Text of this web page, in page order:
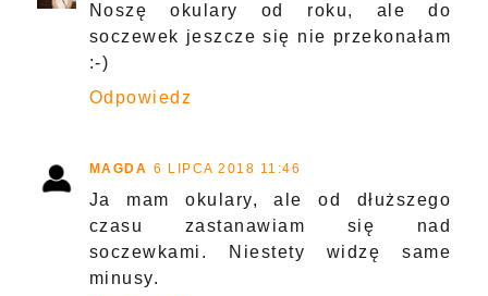
Noszę okulary od roku, ale do
soczewek jeszcze się nie przekonałam
:-)
Odpowiedz
MAGDA 6 LIPCA 2018 11:46
Ja mam okulary, ale od dłuższego
czasu zastanawiam się nad
soczewkami. Niestety widzę same
minusy.